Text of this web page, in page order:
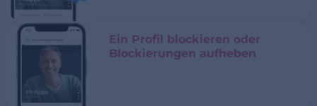
Ein Profil blockieren oder
Blockierungen aufheben